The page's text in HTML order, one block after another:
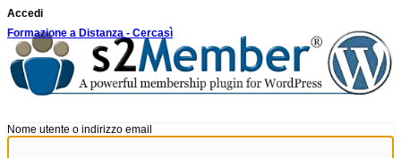
Accedi
Formazione a Distanza - Cercasì
Nome utente o indirizzo email